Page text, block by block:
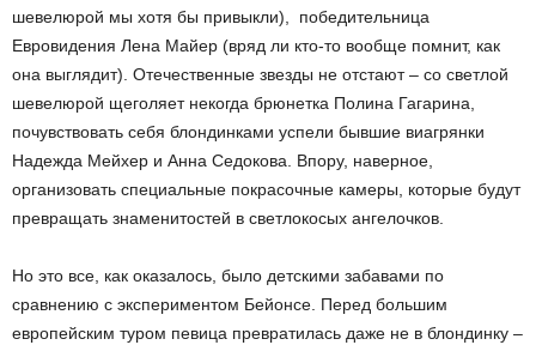
шевелюрой мы хотя бы привыкли), победительница
Евровидения Лена Майер (вряд ли кто-то вообще помнит, как
она выглядит). Отечественные звезды не отстают – со светлой
шевелюрой щеголяет некогда брюнетка Полина Гагарина,
почувствовать себя блондинками успели бывшие виагрянки
Надежда Мейхер и Анна Седокова. Впору, наверное,
организовать специальные покрасочные камеры, которые будут
превращать знаменитостей в светлокосых ангелочков.
Но это все, как оказалось, было детскими забавами по
сравнению с экспериментом Бейонсе. Перед большим
европейским туром певица превратилась даже не в блондинку –